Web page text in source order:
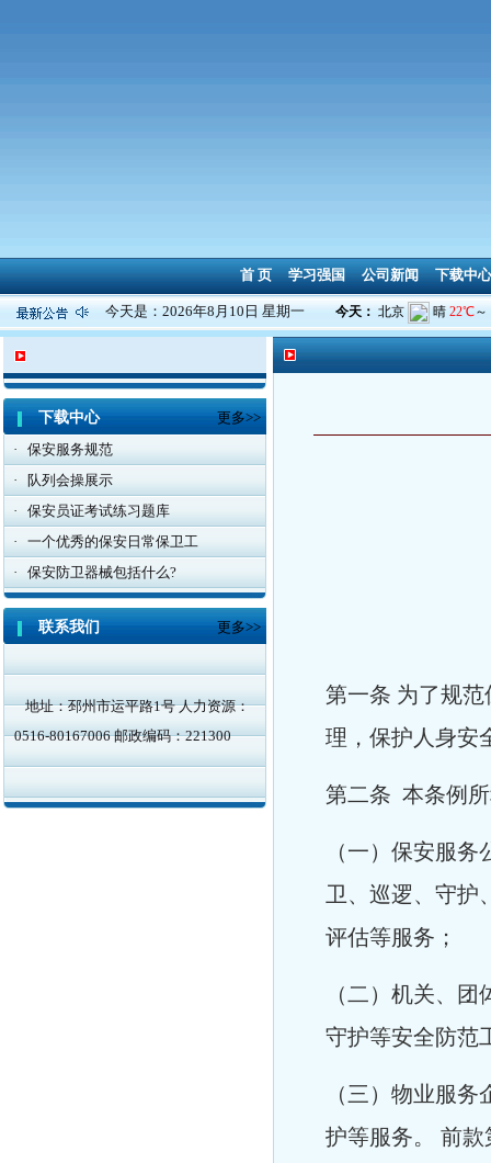
首 页 学习强国 公司新闻 下载中心
今天是：2026年8月10日 星期一
下载中心
更多>>
·
保安服务规范
·
队列会操展示
·
保安员证考试练习题库
·
一个优秀的保安日常保卫工
·
保安防卫器械包括什么?
联系我们 更多>>
地址：邳州市运平路1号 人力资源：
0516-80167006 邮政编码：221300
第一条 为了规
理，保护人身安
第二条 本条例
（一）保安服
卫、巡逻、守护
评估等服务；
（二）机关、
守护等安全防范
（三）物业服
护等服务。 前